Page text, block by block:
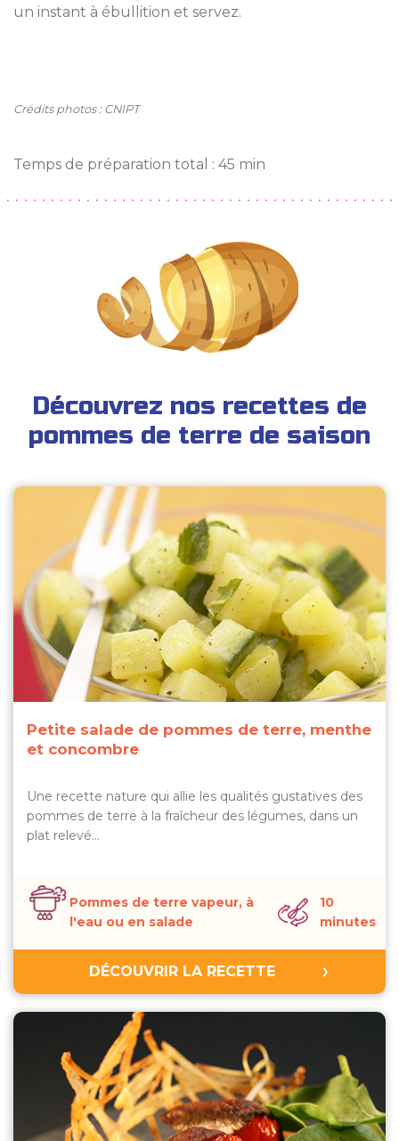
un instant à ébullition et servez.
Crédits photos : CNIPT
Temps de préparation total : 45 min
Découvrez nos recettes de
pommes de terre de saison
Petite salade de pommes de terre, menthe
et concombre
Une recette nature qui allie les qualités gustatives des
pommes de terre à la fraîcheur des légumes, dans un
plat relevé…
Pommes de terre vapeur, à
l'eau ou en salade
10
minutes
DÉCOUVRIR LA RECETTE